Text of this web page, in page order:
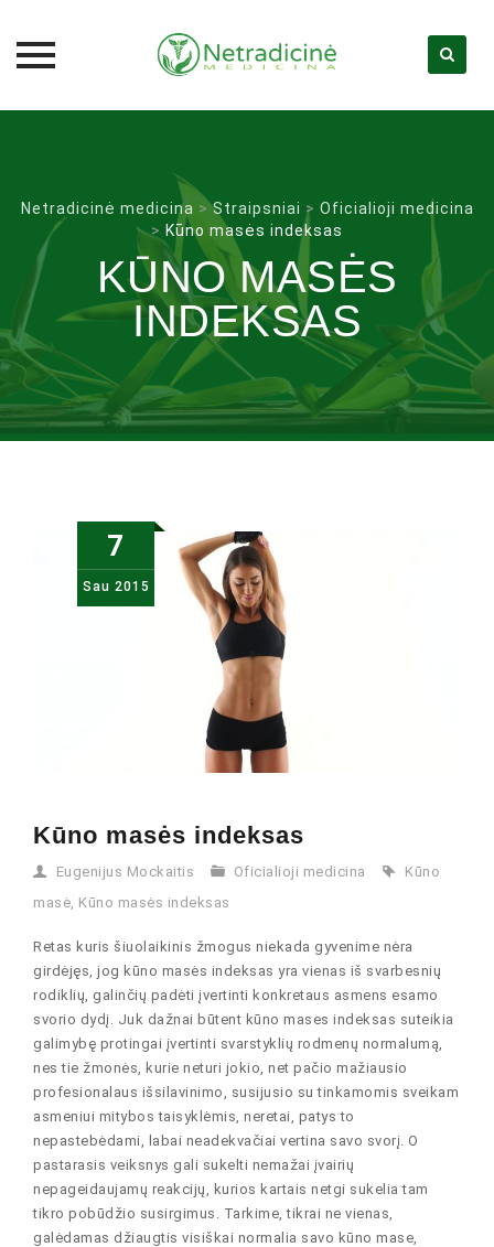
Netradicinė medicina >Straipsniai > Oficialioji medicina
> Kūno masės indeksas
KŪNO MASĖS
INDEKSAS
7
Sau 2015
Kūno masės indeksas
Eugenijus Mockaitis Oficialioji medicina
Kūno
masė Kūno masės indeksas
Retas kuris šiuolaikinis žmogus niekada gyvenime nėra
girdėjęs, jog kūno masės indeksas yra vienas iš svarbesnių
rodiklių, galinčių padėti įvertinti konkretaus asmens esamo
svorio dydį. Juk dažnai būtent kūno mases indeksas suteikia
galimybę protingai įvertinti svarstyklių rodmenų normalumą,
nes tie žmonės, kurie neturi jokio, net pačio mažiausio
profesionalaus išsilavinimo, susijusio su tinkamomis sveikam
asmeniui mitybos taisyklėmis, neretai, patys to
nepastebėdami, labai neadekvačiai vertina savo svorį. O
pastarasis veiksnys gali sukelti nemažai įvairių
nepageidaujamų reakcijų, kurios kartais netgi sukelia tam
tikro pobūdžio susirgimus. Tarkime, tikrai ne vienas,
galėdamas džiaugtis visiškai normalia savo kūno mase,